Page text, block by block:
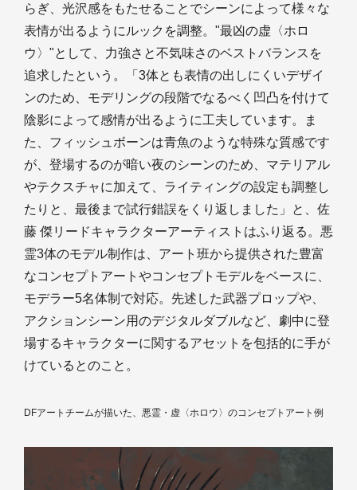
らぎ、光沢感をもたせることでシーンによって様々な
表情が出るようにルックを調整。"最凶の虚〈ホロ
ウ〉"として、力強さと不気味さのベストバランスを
追求したという。「3体とも表情の出しにくいデザイ
ンのため、モデリングの段階でなるべく凹凸を付けて
陰影によって感情が出るように工夫しています。ま
た、フィッシュボーンは青魚のような特殊な質感です
が、登場するのが暗い夜のシーンのため、マテリアル
やテクスチャに加えて、ライティングの設定も調整し
たりと、最後まで試行錯誤をくり返しました」と、佐
藤 傑リードキャラクターアーティストはふり返る。悪
霊3体のモデル制作は、アート班から提供された豊富
なコンセプトアートやコンセプトモデルをベースに、
モデラー5名体制で対応。先述した武器プロップや、
アクションシーン用のデジタルダブルなど、劇中に登
場するキャラクターに関するアセットを包括的に手が
けているとのこと。
DFアートチームが描いた、悪霊・虚〈ホロウ〉のコンセプトアート例